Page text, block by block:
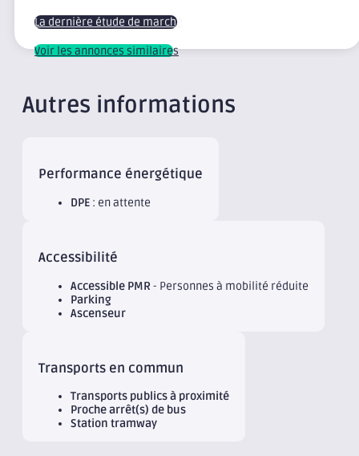
La dernière étude de marché
Voir les annonces similaires
Autres informations
Performance énergétique
DPE : en attente
Accessibilité
Accessible PMR - Personnes à mobilité réduite
Parking
Ascenseur
Transports en commun
Transports publics à proximité
Proche arrêt(s) de bus
Station tramway